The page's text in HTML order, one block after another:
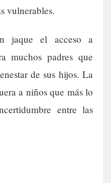
vulnerables.
jaque el acceso a
muchos padres que
de sus hijos. La
a niños que más lo
entre las